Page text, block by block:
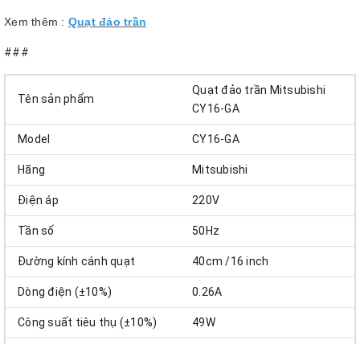
Xem thêm : Quạt đảo trần
###
Tên sản phẩm
Quạt đảo trần Mitsubishi
CY16-GA
Model CY16-GA
Hãng Mitsubishi
Điện áp 220V
Tần số 50Hz
Đường kính cánh quạt 40cm /16 inch
Dòng điện (±10%) 0.26A
Công suất tiêu thụ (±10%) 49W